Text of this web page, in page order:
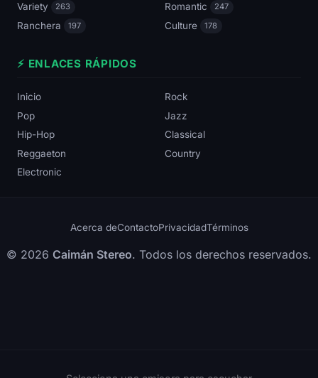
Variety 263 Romantic 247
Ranchera 197 Culture 178
⚡ ENLACES RÁPIDOS
Inicio
Rock
Pop
Jazz
Hip-Hop
Classical
Reggaeton
Country
Electronic
Acerca deContactoPrivacidadTérminos
© 2026 Caimán Stereo. Todos los derechos reservados.